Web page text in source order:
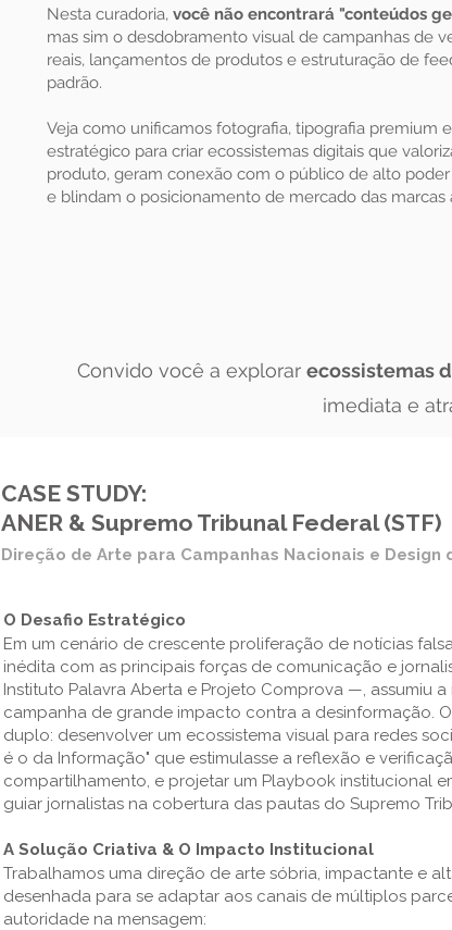
Nesta curadoria, você não encontrará "conteúdos
mas sim o desdobramento visual de campanhas de
reais, lançamentos de produtos e estruturação de
padrão.
Veja como unificamos fotografia, tipografia premium
estratégico para criar ecossistemas digitais que
produto, geram conexão com o público de alto
e blindam o posicionamento de mercado das marcas
Convido você a explorar ecossistemas
imediata e
CASE STUDY:
ANER & Supremo Tribunal Federal (STF)
Direção de Arte para Campanhas Nacionais e
O Desafio Estratégico
Em um cenário de crescente proliferação de notícias
inédita com as principais forças de comunicação e
Instituto Palavra Aberta e Projeto Comprova —, assumiu a
campanha de grande impacto contra a desinformação.
duplo: desenvolver um ecossistema visual para redes
é o da Informação" que estimulasse a reflexão e
compartilhamento, e projetar um Playbook institucional
guiar jornalistas na cobertura das pautas do Supremo
A Solução Criativa & O Impacto Institucional
Trabalhamos uma direção de arte sóbria, impactante e
desenhada para se adaptar aos canais de múltiplos
autoridade na mensagem: